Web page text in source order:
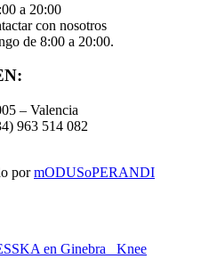
a 20:00
con nosotros
de 8:00 a 20:00.
– Valencia
963 514 082
pormODUSoPERANDI
en Ginebra
Knee